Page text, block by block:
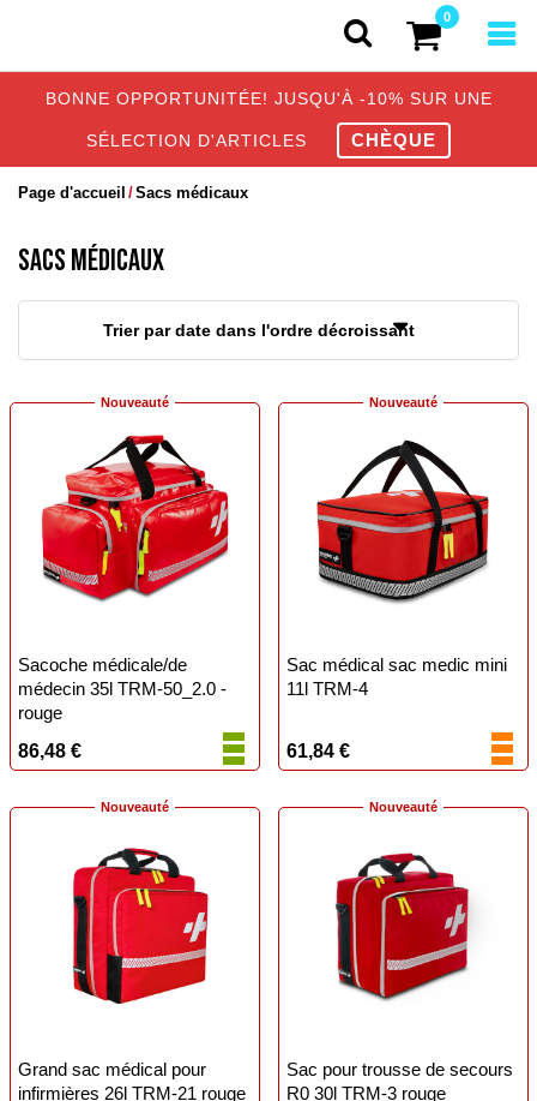
BONNE OPPORTUNITÉE! JUSQU'À -10% SUR UNE
SÉLECTION D'ARTICLES CHÈQUE
0
Page d'accueil Sacs médicaux
SACS MÉDICAUX
Trier par date dans l'ordre décroissant
Nouveauté
Sacoche médicale/de
médecin 35l TRM-50_2.0 -
rouge
86,48 €
Nouveauté
Sac médical sac medic mini
11l TRM-4
61,84 €
Nouveauté
Grand sac médical pour
infirmières 26l TRM-21 rouge
Nouveauté
Sac pour trousse de secours
R0 30l TRM-3 rouge